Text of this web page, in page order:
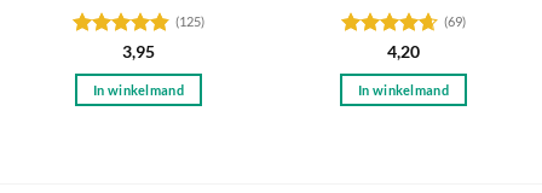
Gewaardeerd
4.79uit 5
(125)
3,95
In winkelmand
Gewaardeerd
4.65uit 5
(69)
4,20
In winkelmand